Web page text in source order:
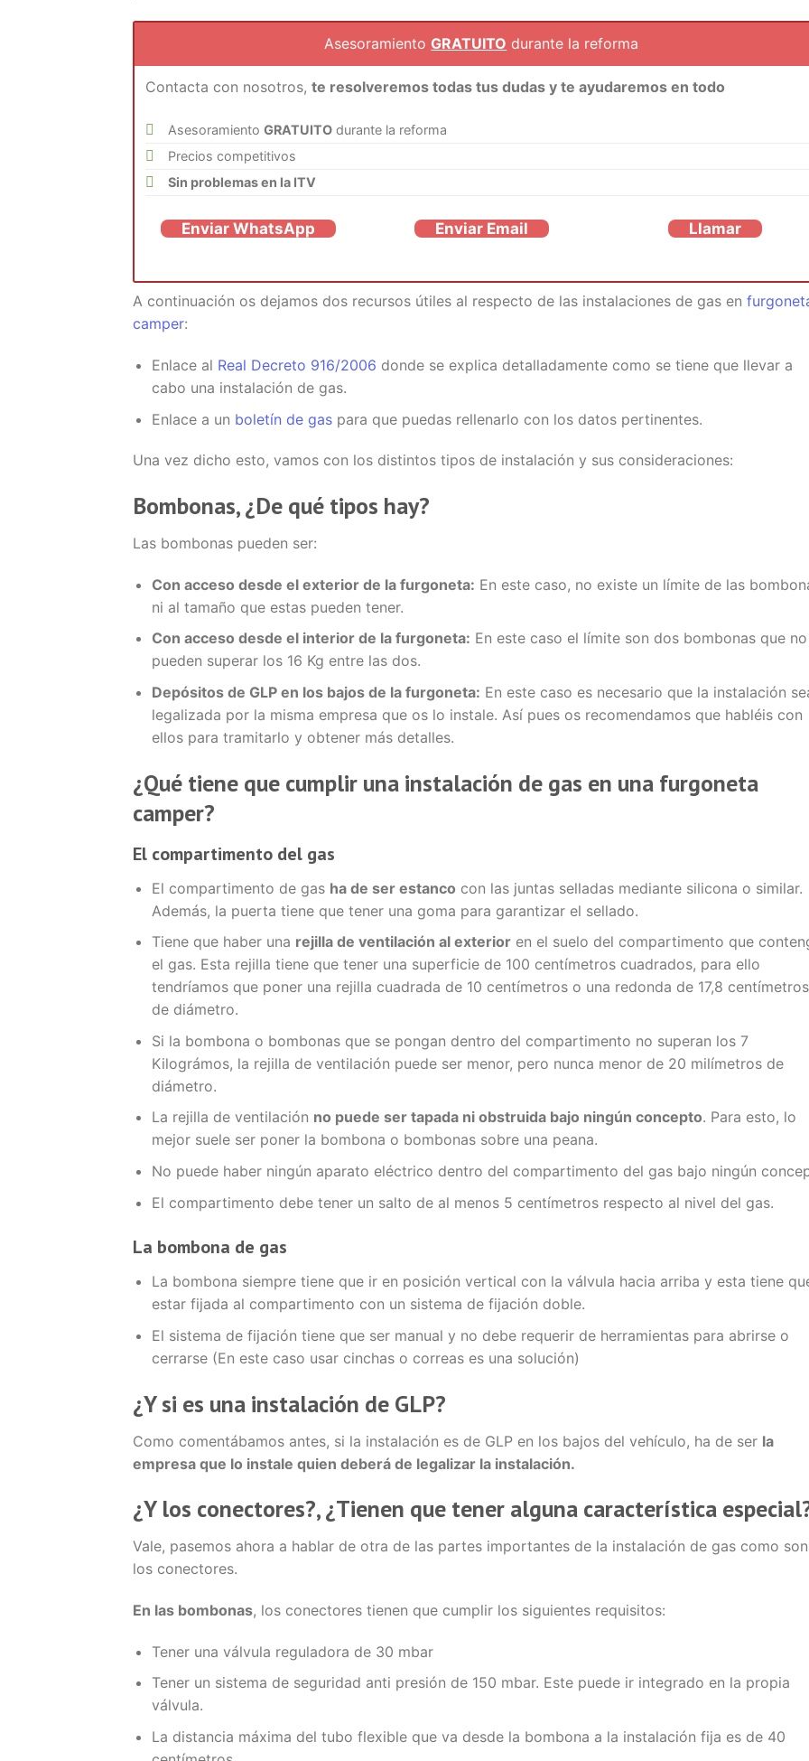
AsesoramientoGRATUITO durante la reforma
Contacta con nosotros, te resolveremos todas tus dudas y te ayudaremos en todo
Asesoramiento GRATUITOdurante la reforma
Precios competitivos
Sin problemas en la ITV
Enviar WhatsApp Enviar Email Llamar
A continuación os dejamos dos recursos útiles al respecto de las instalaciones de gas en
camper:
Enlace al Real Decreto 916/2006 donde se explica detalladamente como se tiene que llevar a
cabo una instalación de gas.
Enlace a un boletín de gaspara que puedas rellenarlo con los datos pertinentes.
Una vez dicho esto, vamos con los distintos tipos de instalación y sus consideraciones:
Bombonas, ¿De qué tipos hay?
Las bombonas pueden ser:
Con acceso desde el exterior de la furgoneta: En este caso, no existe un límite de las
ni al tamaño que estas pueden tener.
Con acceso desde el interior de la furgoneta: En este caso el límite son dos bombonas que no
pueden superar los 16 Kg entre las dos.
Depósitos de GLP en los bajos de la furgoneta: En este caso es necesario que la instalación
legalizada por la misma empresa que os lo instale. Así pues os recomendamos que habléis con
ellos para tramitarlo y obtener más detalles.
¿Qué tiene que cumplir una instalación de gas en una furgoneta
camper?
El compartimento del gas
El compartimento de gas ha de ser estanco con las juntas selladas mediante silicona o similar.
Además, la puerta tiene que tener una goma para garantizar el sellado.
Tiene que haber una rejilla de ventilación al exterioren el suelo del compartimento que
el gas. Esta rejilla tiene que tener una superficie de 100 centímetros cuadrados, para ello
tendríamos que poner una rejilla cuadrada de 10 centímetros o una redonda de 17,8 centímetros
de diámetro.
Si la bombona o bombonas que se pongan dentro del compartimento no superan los 7
Kilográmos, la rejilla de ventilación puede ser menor, pero nunca menor de 20 milímetros de
diámetro.
La rejilla de ventilación no puede ser tapada ni obstruida bajo ningún concepto. Para esto, lo
mejor suele ser poner la bombona o bombonas sobre una peana.
No puede haber ningún aparato eléctrico dentro del compartimento del gas bajo ningún
El compartimento debe tener un salto de al menos 5 centímetros respecto al nivel del gas.
La bombona de gas
La bombona siempre tiene que ir en posición vertical con la válvula hacia arriba y esta tiene
estar fijada al compartimento con un sistema de fijación doble.
El sistema de fijación tiene que ser manual y no debe requerir de herramientas para abrirse o
cerrarse (En este caso usar cinchas o correas es una solución)
¿Y si es una instalación de GLP?
Como comentábamos antes, si la instalación es de GLP en los bajos del vehículo, ha de ser la
empresa que lo instale quien deberá de legalizar la instalación.
¿Y los conectores?, ¿Tienen que tener alguna característica
Vale, pasemos ahora a hablar de otra de las partes importantes de la instalación de gas como son
los conectores.
En las bombonas, los conectores tienen que cumplir los siguientes requisitos:
Tener una válvula reguladora de 30 mbar
Tener un sistema de seguridad anti presión de 150 mbar. Este puede ir integrado en la propia
válvula.
La distancia máxima del tubo flexible que va desde la bombona a la instalación fija es de 40